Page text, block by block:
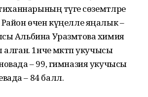
тәүге сөземтәләре
өчен күңелле яңалык –
Альбина Уразмәтова химия
1нче мәктәп укучысы
– 99, гимназия укучысы
– 84 балл.